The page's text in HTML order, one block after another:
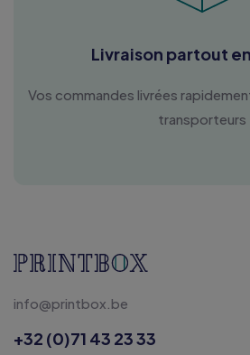
Livraison partout
Vos commandes livrées
transporteurs
info@printbox.be
+32 (0)71 43 23 33